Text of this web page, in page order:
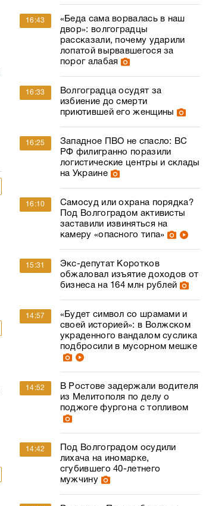
16:43
«Беда сама ворвалась в наш
двор»: волгоградцы
рассказали, почему ударили
лопатой вырвавшегося за
порог алабая
16:33
Волгоградца осудят за
избиение до смерти
приютившей его женщины
16:25
Западное ПВО не спасло: ВС
РФ филигранно поразили
логистические центры и склады
на Украине
16:10
Самосуд или охрана порядка?
Под Волгоградом активисты
заставили извиняться на
камеру «опасного типа»
15:31
Экс-депутат Коротков
обжаловал изъятие доходов от
бизнеса на 164 млн рублей
14:57
«Будет символ со шрамами и
своей историей»: в Волжском
украденного вандалом суслика
подбросили в мусорном мешке
14:52
В Ростове задержали водителя
из Мелитополя по делу о
поджоге фургона с топливом
14:42
Под Волгоградом осудили
лихача на иномарке,
сгубившего 40-летнего
мужчину